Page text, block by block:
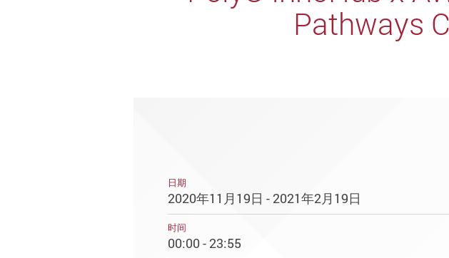
Pathways
日期
2020年11月19日 - 2021年2月19日
时间
00:00 - 23:55